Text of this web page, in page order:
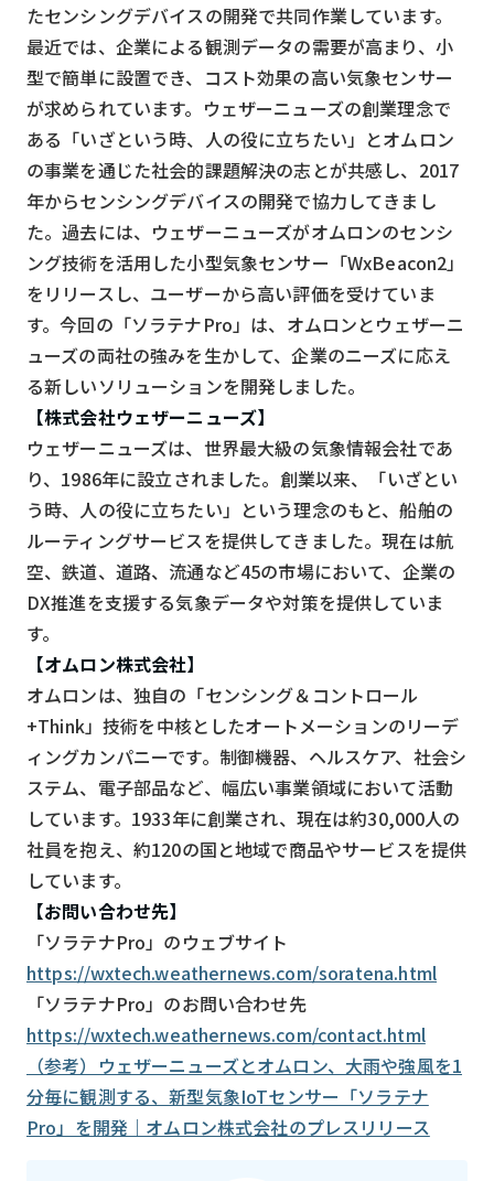
たセンシングデバイスの開発で共同作業しています。
最近では、企業による観測データの需要が高まり、小
型で簡単に設置でき、コスト効果の高い気象センサー
が求められています。ウェザーニューズの創業理念で
ある「いざという時、人の役に立ちたい」とオムロン
の事業を通じた社会的課題解決の志とが共感し、2017
年からセンシングデバイスの開発で協力してきまし
た。過去には、ウェザーニューズがオムロンのセンシ
ング技術を活用した小型気象センサー「WxBeacon2」
をリリースし、ユーザーから高い評価を受けていま
す。今回の「ソラテナPro」は、オムロンとウェザーニ
ューズの両社の強みを生かして、企業のニーズに応え
る新しいソリューションを開発しました。
【株式会社ウェザーニューズ】
ウェザーニューズは、世界最大級の気象情報会社であ
り、1986年に設立されました。創業以来、「いざとい
う時、人の役に立ちたい」という理念のもと、船舶の
ルーティングサービスを提供してきました。現在は航
空、鉄道、道路、流通など45の市場において、企業の
DX推進を支援する気象データや対策を提供していま
す。
【オムロン株式会社】
オムロンは、独自の「センシング＆コントロール
+Think」技術を中核としたオートメーションのリーデ
ィングカンパニーです。制御機器、ヘルスケア、社会シ
ステム、電子部品など、幅広い事業領域において活動
しています。1933年に創業され、現在は約30,000人の
社員を抱え、約120の国と地域で商品やサービスを提供
しています。
【お問い合わせ先】
「ソラテナPro」のウェブサイト
https://wxtech.weathernews.com/soratena.html
「ソラテナPro」のお問い合わせ先
https://wxtech.weathernews.com/contact.html
（参考）ウェザーニューズとオムロン、大雨や強風を1
分毎に観測する、新型気象IoTセンサー「ソラテナ
Pro」を開発｜オムロン株式会社のプレスリリース